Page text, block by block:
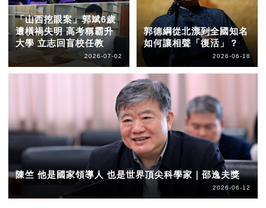
「山西挖眼案」郭斌6歲
遭橫禍失明 高考稱霸升
大學 立志回盲校任教
2026-07-02
郭德綱從北漂到全國知名
如何讓相聲「復活」？
2026-06-18
陳竺 他是國家領導人 也是世界頂尖科學家｜邵逸夫獎
2026-06-12